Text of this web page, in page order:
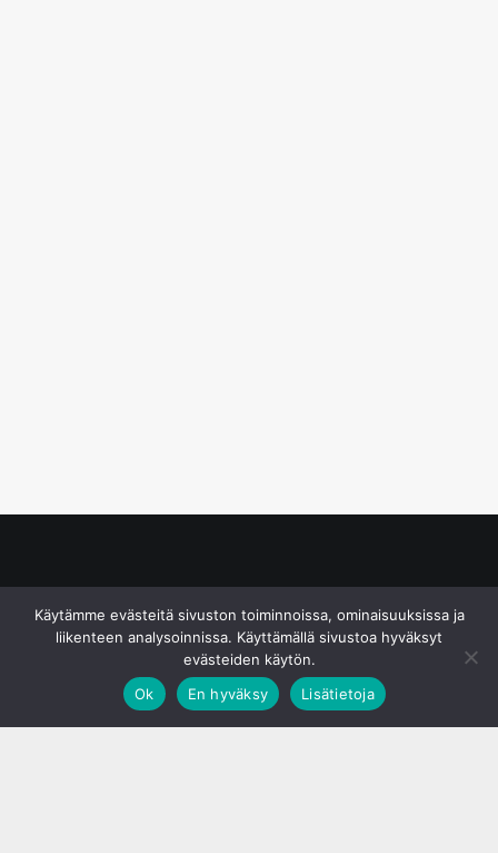
Käytämme evästeitä sivuston toiminnoissa, ominaisuuksissa ja
liikenteen analysoinnissa. Käyttämällä sivustoa hyväksyt
evästeiden käytön.
Ok
En hyväksy Lisätietoja